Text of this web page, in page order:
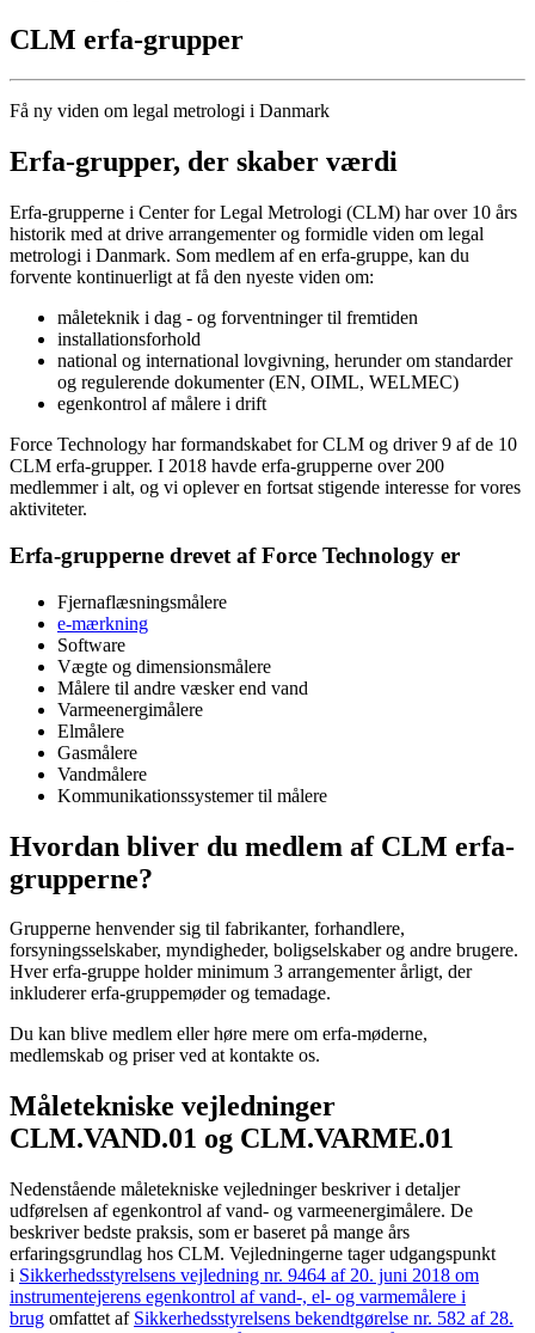
CLM erfa-grupper
Få ny viden om legal metrologi i Danmark
Erfa-grupper, der skaber værdi
Erfa-grupperne i Center for Legal Metrologi (CLM) har over 10 års
historik med at drive arrangementer og formidle viden om legal
metrologi i Danmark. Som medlem af en erfa-gruppe, kan du
forvente kontinuerligt at få den nyeste viden om:
måleteknik i dag - og forventninger til fremtiden
installationsforhold
national og international lovgivning, herunder om standarder
og regulerende dokumenter (EN, OIML, WELMEC)
egenkontrol af målere i drift
Force Technology har formandskabet for CLM og driver 9 af de 10
CLM erfa-grupper. I 2018 havde erfa-grupperne over 200
medlemmer i alt, og vi oplever en fortsat stigende interesse for vores
aktiviteter.
Erfa-grupperne drevet af Force Technology er
Fjernaflæsningsmålere
e-mærkning
Software
Vægte og dimensionsmålere
Målere til andre væsker end vand
Varmeenergimålere
Elmålere
Gasmålere
Vandmålere
Kommunikationssystemer til målere
Hvordan bliver du medlem af CLM erfa-
grupperne?
Grupperne henvender sig til fabrikanter, forhandlere,
forsyningsselskaber, myndigheder, boligselskaber og andre brugere.
Hver erfa-gruppe holder minimum 3 arrangementer årligt, der
inkluderer erfa-gruppemøder og temadage.
Du kan blive medlem eller høre mere om erfa-møderne,
medlemskab og priser ved at kontakte os.
Måletekniske vejledninger
CLM.VAND.01 og CLM.VARME.01
Nedenstående måletekniske vejledninger beskriver i detaljer
udførelsen af egenkontrol af vand- og varmeenergimålere. De
beskriver bedste praksis, som er baseret på mange års
erfaringsgrundlag hos CLM. Vejledningerne tager udgangspunkt
i Sikkerhedsstyrelsens vejledning nr. 9464 af 20. juni 2018 om
instrumentejerens egenkontrol af vand-, el- og varmemålere i
brug omfattet af Sikkerhedsstyrelsens bekendtgørelse nr. 582 af 28.